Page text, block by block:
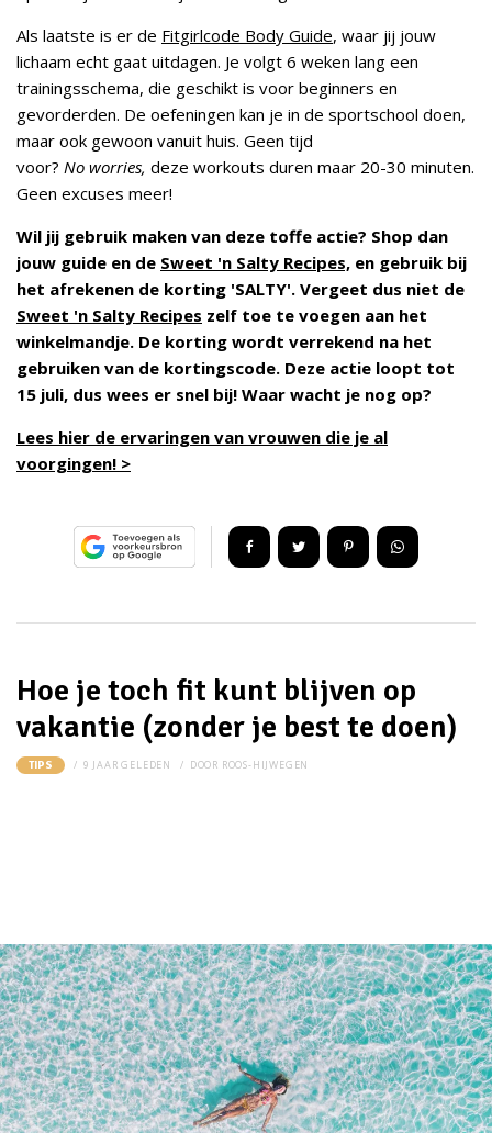
Als laatste is er de Fitgirlcode Body Guide, waar jij jouw
lichaam echt gaat uitdagen. Je volgt 6 weken lang een
trainingsschema, die geschikt is voor beginners en
gevorderden. De oefeningen kan je in de sportschool doen,
maar ook gewoon vanuit huis. Geen tijd
voor? No worries, deze workouts duren maar 20-30 minuten.
Geen excuses meer!
Wil jij gebruik maken van deze toffe actie? Shop dan
jouw guide en de Sweet 'n Salty Recipes, en gebruik bij
het afrekenen de korting 'SALTY'. Vergeet dus niet de
Sweet 'n Salty Recipes zelf toe te voegen aan het
winkelmandje. De korting wordt verrekend na het
gebruiken van de kortingscode. Deze actie loopt tot
15 juli, dus wees er snel bij! Waar wacht je nog op?
Lees hier de ervaringen van vrouwen die je al
voorgingen! >
Hoe je toch fit kunt blijven op
vakantie (zonder je best te doen)
TIPS 9 JAAR GELEDEN DOOR ROOS-HIJWEGEN